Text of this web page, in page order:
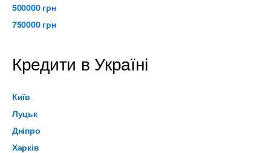
500000 грн
750000 грн
Кредити в Україні
Київ
Луцьк
Дніпро
Харків